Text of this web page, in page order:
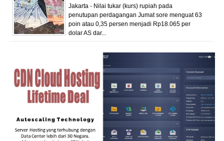
Jakarta - Nilai tukar (kurs) rupiah pada
penutupan perdagangan Jumat sore menguat 63
poin atau 0,35 persen menjadi Rp18.065 per
dolar AS dar...